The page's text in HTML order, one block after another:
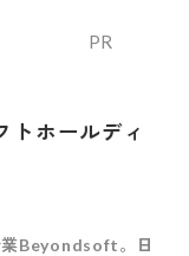
PR
トホールディ
業Beyondsoft。日